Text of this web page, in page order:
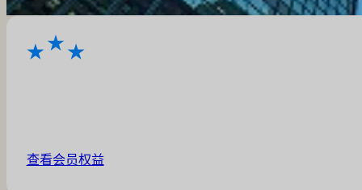
查看会员权益